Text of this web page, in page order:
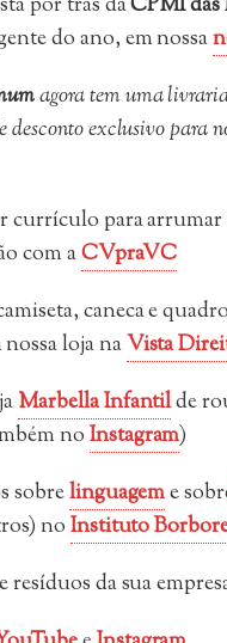
do ano, em nossa
agora tem uma
desconto exclusivo para
currículo para arrumar
com aCVpraVC
caneca e
loja naVista
Marbella Infantilde
noInstagram)
sobrelinguageme
noInstituto
resíduos da sua